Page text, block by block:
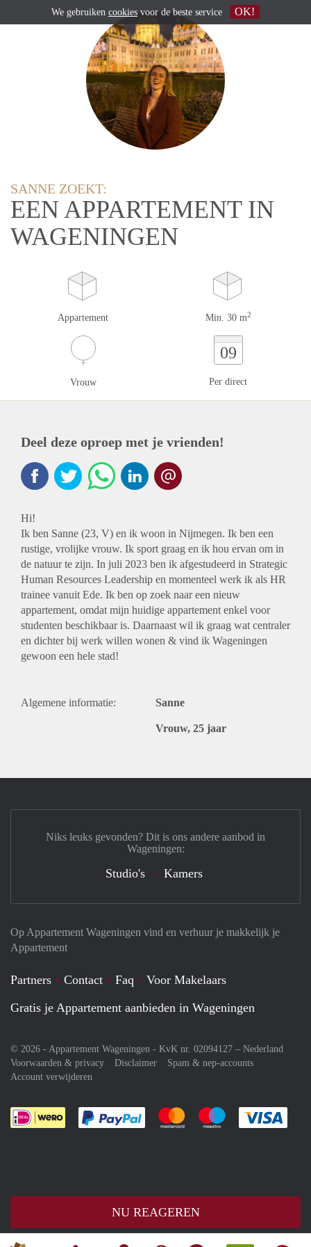
SANNE ZOEKT:
EEN APPARTEMENT IN
WAGENINGEN
Appartement Min. 30 m2
Vrouw
09
Per direct
Deel deze oproep met je vrienden!
Hi!
Ik ben Sanne (23, V) en ik woon in Nijmegen. Ik ben een
rustige, vrolijke vrouw. Ik sport graag en ik hou ervan om in
de natuur te zijn. In juli 2023 ben ik afgestudeerd in Strategic
Human Resources Leadership en momenteel werk ik als HR
trainee vanuit Ede. Ik ben op zoek naar een nieuw
appartement, omdat mijn huidige appartement enkel voor
studenten beschikbaar is. Daarnaast wil ik graag wat centraler
en dichter bij werk willen wonen & vind ik Wageningen
gewoon een hele stad!
Algemene informatie: Sanne
Vrouw, 25 jaar
NU REAGEREN
Op Appartement Wageningen vind en verhuur je makkelijk je
Appartement
Partners Contact Faq
Voor Makelaars
Gratis je Appartement aanbieden in Wageningen
© 2026 - Appartement Wageningen - KvK nr. 02094127 – Nederland
Voorwaarden & privacy
Disclaimer
Spam & nep-accounts
Account verwijderen
Je rekent gemakkelijk af met Paypal
Je rekent gemakkelijk af met
Je rekent
Niks leuks gevonden? Dit is ons andere aanbod in
Wageningen:
Studio's Kamers
We gebruiken cookies voor de beste service OK!